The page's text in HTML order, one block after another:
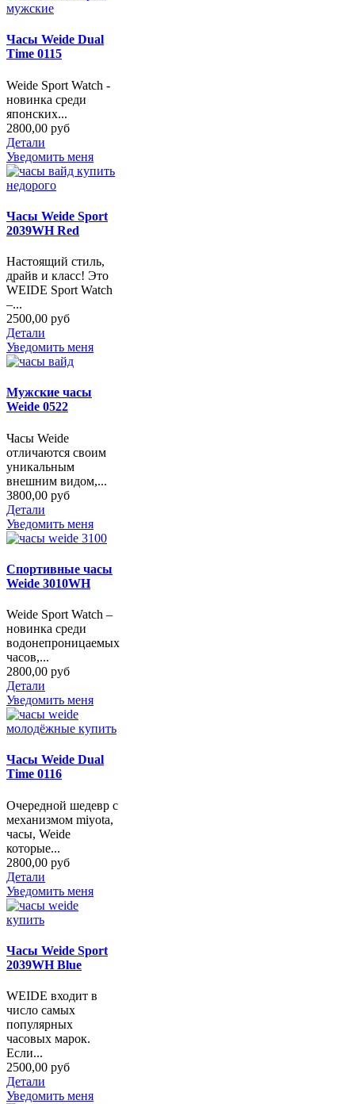
Часы Weide Dual
Time 0115
Weide Sport Watch -
новинка среди
японских...
2800,00 руб
Детали
Уведомить меня
Часы Weide Sport
2039WH Red
Настоящий стиль,
драйв и класс! Это
WEIDE Sport Watch
–...
2500,00 руб
Детали
Уведомить меня
Мужские часы
Weide 0522
Часы Weide
отличаются своим
уникальным
внешним видом,...
3800,00 руб
Детали
Уведомить меня
Спортивные часы
Weide 3010WH
Weide Sport Watch –
новинка среди
водонепроницаемых
часов,...
2800,00 руб
Детали
Уведомить меня
Часы Weide Dual
Time 0116
Очередной шедевр с
механизмом miyota,
часы, Weide
которые...
2800,00 руб
Детали
Уведомить меня
Часы Weide Sport
2039WH Blue
WEIDE входит в
число самых
популярных
часовых марок.
Если...
2500,00 руб
Детали
Уведомить меня